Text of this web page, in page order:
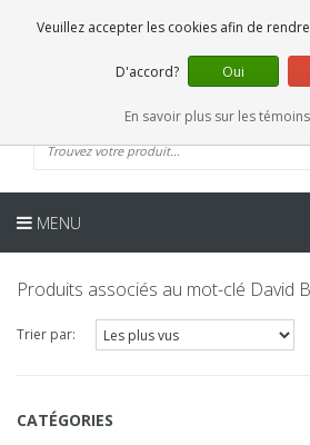
FR
MENU
Produits associés au mot-clé David
Trier par:
CATÉGORIES
Veuillez accepter les cookies afin de
D'accord? Oui
En savoir plus sur les